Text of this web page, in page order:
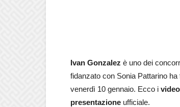
Ivan Gonzalez è uno dei
fidanzato con Sonia Pattarino ha
venerdì 10 gennaio. Ecco i video
presentazione ufficiale.